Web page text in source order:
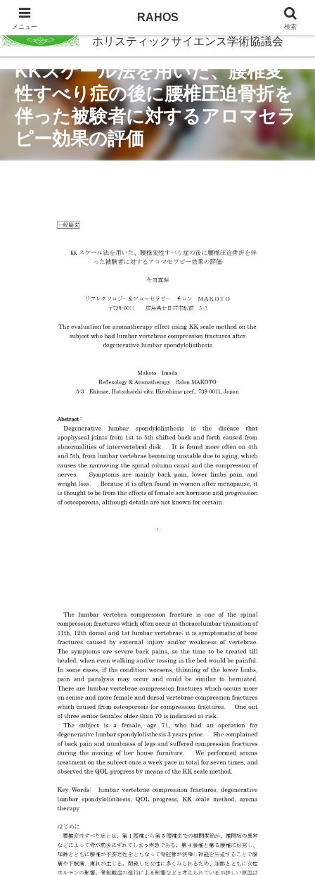
RAHOS
ホリスティックサイエンス学術協議会
KKスケール法を用いた、腰椎変
性すべり症の後に腰椎圧迫骨折を
伴った被験者に対するアロマセラ
ピー効果の評価
メニュー
RAHOS
検索